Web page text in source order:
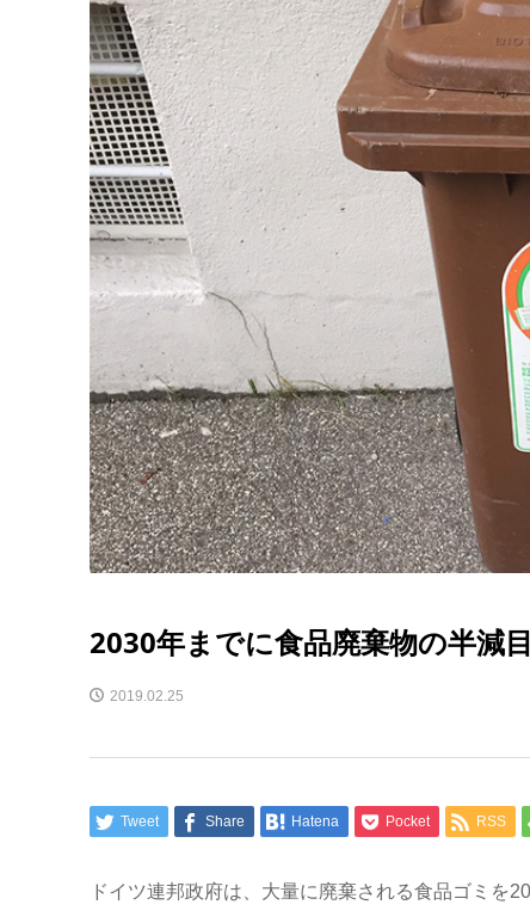
2030年までに食品廃棄物の半
2019.02.25
Tweet Share Hatena Pocket RSS
ドイツ連邦政府は、大量に廃棄される食品ゴミを